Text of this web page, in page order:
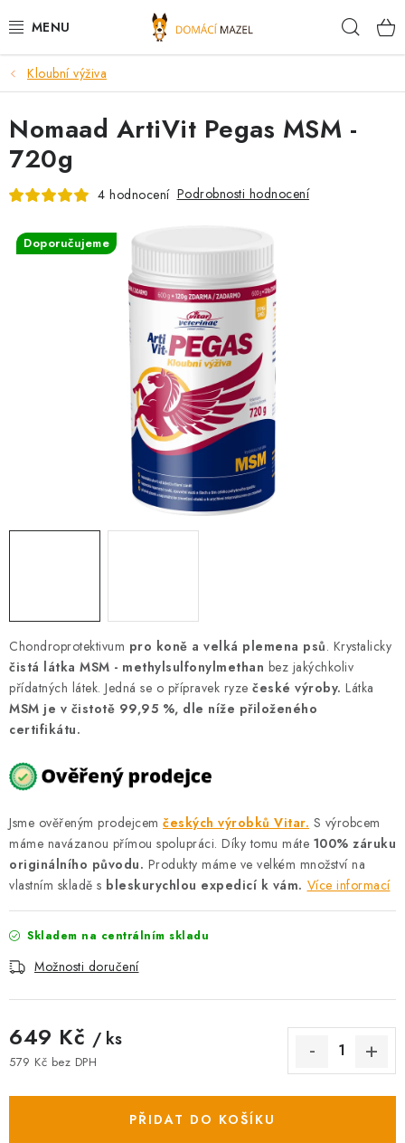
na
DOPORUČUJEME
VÝPRODEJ SKLADU
PSI
Kontakt Možnosti dopravy
Hodnocení obchodu
Obchodní podmínky
Zásady zpracování osobních údajů
Věrnostní slevy
Kloubní výživa
Chondroprotektivum pro koně a velká plemena psů. Krystalicky
čistá látka MSM - methylsulfonylmethan bez jakýchkoliv
přídatných látek. Jedná se o přípravek ryze české výroby. Látka
MSM je v čistotě 99,95 %, dle níže přiloženého
certifikátu.
Jsme ověřeným prodejcem českých výrobků Vitar. S výrobcem
máme navázanou přímou spolupráci. Díky tomu máte 100% záruku
originálního původu. Produkty máme ve velkém množství na
vlastním skladě s bleskurychlou expedicí k vám. Více informací
Skladem na centrálním skladu
Možnosti doručení
649 Kč / ks
579 Kč bez DPH
PŘIDAT DO KOŠÍKU
Nomaad ArtiVit Pegas MSM -
720g
4 hodnocení Podrobnosti hodnocení
Doporučujeme